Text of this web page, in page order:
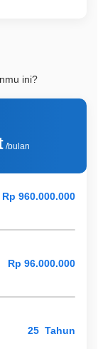
ini?
Tahun
/bulan